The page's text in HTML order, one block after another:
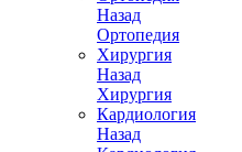
Назад
Ортопедия
Хирургия
Назад
Хирургия
Кардиология
Назад